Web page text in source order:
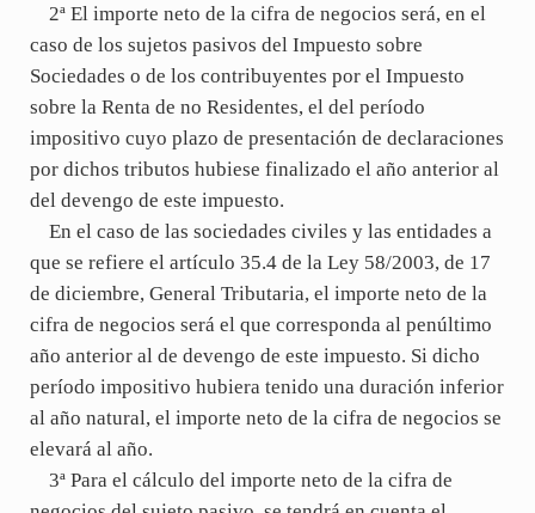
2ª El importe neto de la cifra de negocios será, en el
caso de los sujetos pasivos del Impuesto sobre
Sociedades o de los contribuyentes por el Impuesto
sobre la Renta de no Residentes, el del período
impositivo cuyo plazo de presentación de declaraciones
por dichos tributos hubiese finalizado el año anterior al
del devengo de este impuesto.
En el caso de las sociedades civiles y las entidades a
que se refiere el artículo 35.4 de la Ley 58/2003, de 17
de diciembre, General Tributaria, el importe neto de la
cifra de negocios será el que corresponda al penúltimo
año anterior al de devengo de este impuesto. Si dicho
período impositivo hubiera tenido una duración inferior
al año natural, el importe neto de la cifra de negocios se
elevará al año.
3ª Para el cálculo del importe neto de la cifra de